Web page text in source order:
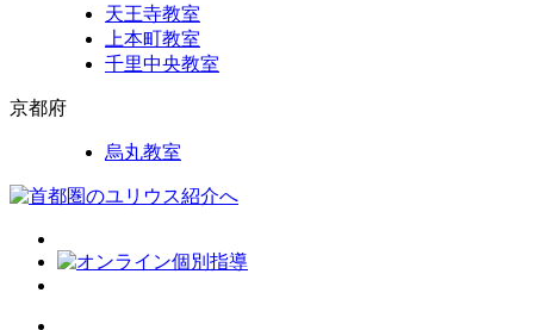
天王寺教室
上本町教室
千里中央教室
京都府
烏丸教室